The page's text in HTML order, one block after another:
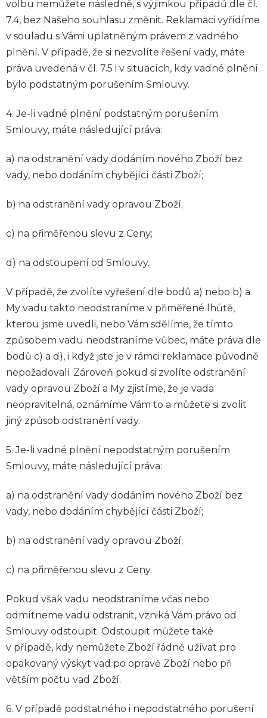
volbu nemůžete následně, s výjimkou případů dle čl.
7.4, bez Našeho souhlasu změnit. Reklamaci vyřídíme
v souladu s Vámi uplatněným právem z vadného
plnění. V případě, že si nezvolíte řešení vady, máte
práva uvedená v čl. 7.5 i v situacích, kdy vadné plnění
bylo podstatným porušením Smlouvy.
4. Je-li vadné plnění podstatným porušením
Smlouvy, máte následující práva:
a) na odstranění vady dodáním nového Zboží bez
vady, nebo dodáním chybějící části Zboží;
b) na odstranění vady opravou Zboží;
c) na přiměřenou slevu z Ceny;
d) na odstoupení od Smlouvy.
V případě, že zvolíte vyřešení dle bodů a) nebo b) a
My vadu takto neodstraníme v přiměřené lhůtě,
kterou jsme uvedli, nebo Vám sdělíme, že tímto
způsobem vadu neodstraníme vůbec, máte práva dle
bodů c) a d), i když jste je v rámci reklamace původně
nepožadovali. Zároveň pokud si zvolíte odstranění
vady opravou Zboží a My zjistíme, že je vada
neopravitelná, oznámíme Vám to a můžete si zvolit
jiný způsob odstranění vady.
5. Je-li vadné plnění nepodstatným porušením
Smlouvy, máte následující práva:
a) na odstranění vady dodáním nového Zboží bez
vady, nebo dodáním chybějící části Zboží;
b) na odstranění vady opravou Zboží;
c) na přiměřenou slevu z Ceny.
Pokud však vadu neodstraníme včas nebo
odmítneme vadu odstranit, vzniká Vám právo od
Smlouvy odstoupit. Odstoupit můžete také
v případě, kdy nemůžete Zboží řádně užívat pro
opakovaný výskyt vad po opravě Zboží nebo při
větším počtu vad Zboží.
6. V případě podstatného i nepodstatného porušení